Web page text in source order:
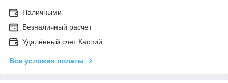
Наличными
Безналичный расчет
Удалённый счет Каспий
Все условия оплаты